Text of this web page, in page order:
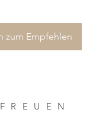
zum Empfehlen